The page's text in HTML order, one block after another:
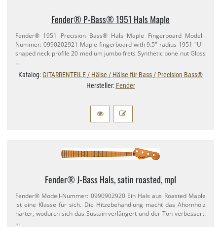
Fender® P-​Bass® 1951 Hals Maple
Fender® 1951 Precision Bass® Hals Maple Fingerboard Modell-​
Nummer: 0990202921 Maple fingerboard with 9.​5" radius 1951 "U"-​
shaped neck profile 20 medium jumbo frets Synthetic bone nut Gloss
…
Katalog:GITARRENTEILE / Hälse / Hälse für Bass / Precision Bass®
Hersteller: Fender
Fender® J-​Bass Hals, satin roasted, mpl
Fender® Modell-​Nummer: 0990902920 Ein Hals aus Roasted Maple
ist eine Klasse für sich. Die Hitzebehandlung macht das Ahornholz
härter, wodurch sich das Sustain verlängert und der Ton verbessert.
…